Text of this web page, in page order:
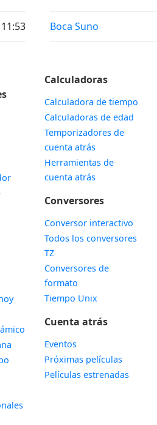
11:53 Horas de salida y
Boca Suno
Calculadoras
Calculadora de tiempo
Calculadoras de edad
Temporizadores de
cuenta atrás
Herramientas de
cuenta atrás
Conversores
Conversor interactivo
Todos los conversores
TZ
Conversores de
formato
Tiempo Unix
Cuenta atrás
Eventos
Próximas películas
Películas estrenadas